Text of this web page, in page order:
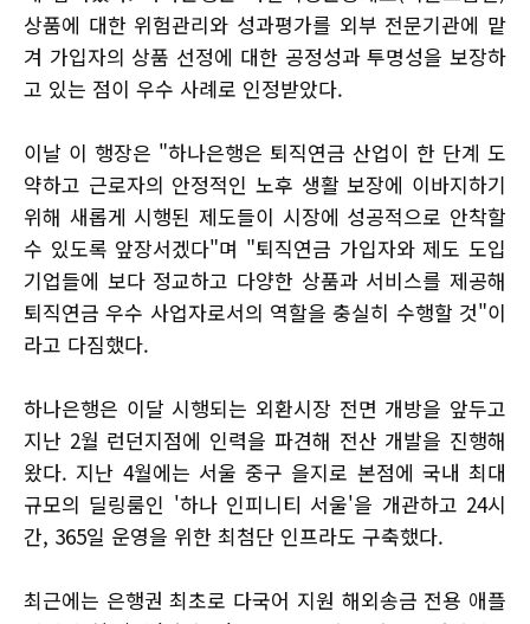
상품에 대한 위험관리와 성과평가를 외부 전문기관에 맡
겨 가입자의 상품 선정에 대한 공정성과 투명성을 보장하
고 있는 점이 우수 사례로 인정받았다.
이날 이 행장은 "하나은행은 퇴직연금 산업이 한 단계 도
약하고 근로자의 안정적인 노후 생활 보장에 이바지하기
위해 새롭게 시행된 제도들이 시장에 성공적으로 안착할
수 있도록 앞장서겠다"며 "퇴직연금 가입자와 제도 도입
기업들에 보다 정교하고 다양한 상품과 서비스를 제공해
퇴직연금 우수 사업자로서의 역할을 충실히 수행할 것"이
라고 다짐했다.
하나은행은 이달 시행되는 외환시장 전면 개방을 앞두고
지난 2월 런던지점에 인력을 파견해 전산 개발을 진행해
왔다. 지난 4월에는 서울 중구 을지로 본점에 국내 최대
규모의 딜링룸인 '하나 인피니티 서울'을 개관하고 24시
간, 365일 운영을 위한 최첨단 인프라도 구축했다.
최근에는 은행권 최초로 다국어 지원 해외송금 전용 애플